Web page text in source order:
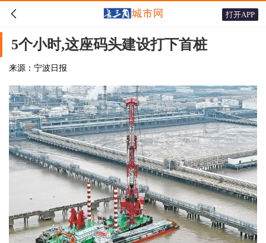
 打开APP
5个小时,这座码头建设打下首桩
来源：宁波日报